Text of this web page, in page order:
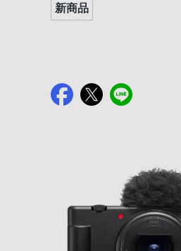
新商品